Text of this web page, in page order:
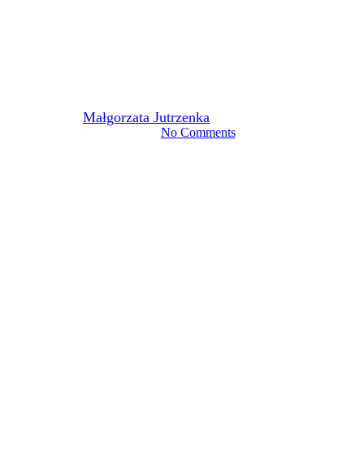
Małgorzata Jutrzenka
No Comments